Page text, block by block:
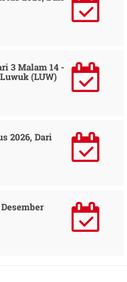
3 Malam 14 -
(LUW)
2026, Dari